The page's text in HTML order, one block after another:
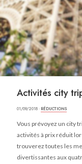
Activités city
01/09/2018 · RÉDUCTIONS
Vous prévoyez un city
activités à prix réduit
trouverez toutes les
divertissantes aux